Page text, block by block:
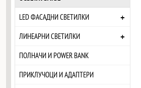
LED ФАСАДНИ СВЕТИЛКИ
+
ЛИНЕАРНИ СВЕТИЛКИ +
ПОЛНАЧИ И POWER BANK
ПРИКЛУЧОЦИ И АДАПТЕРИ